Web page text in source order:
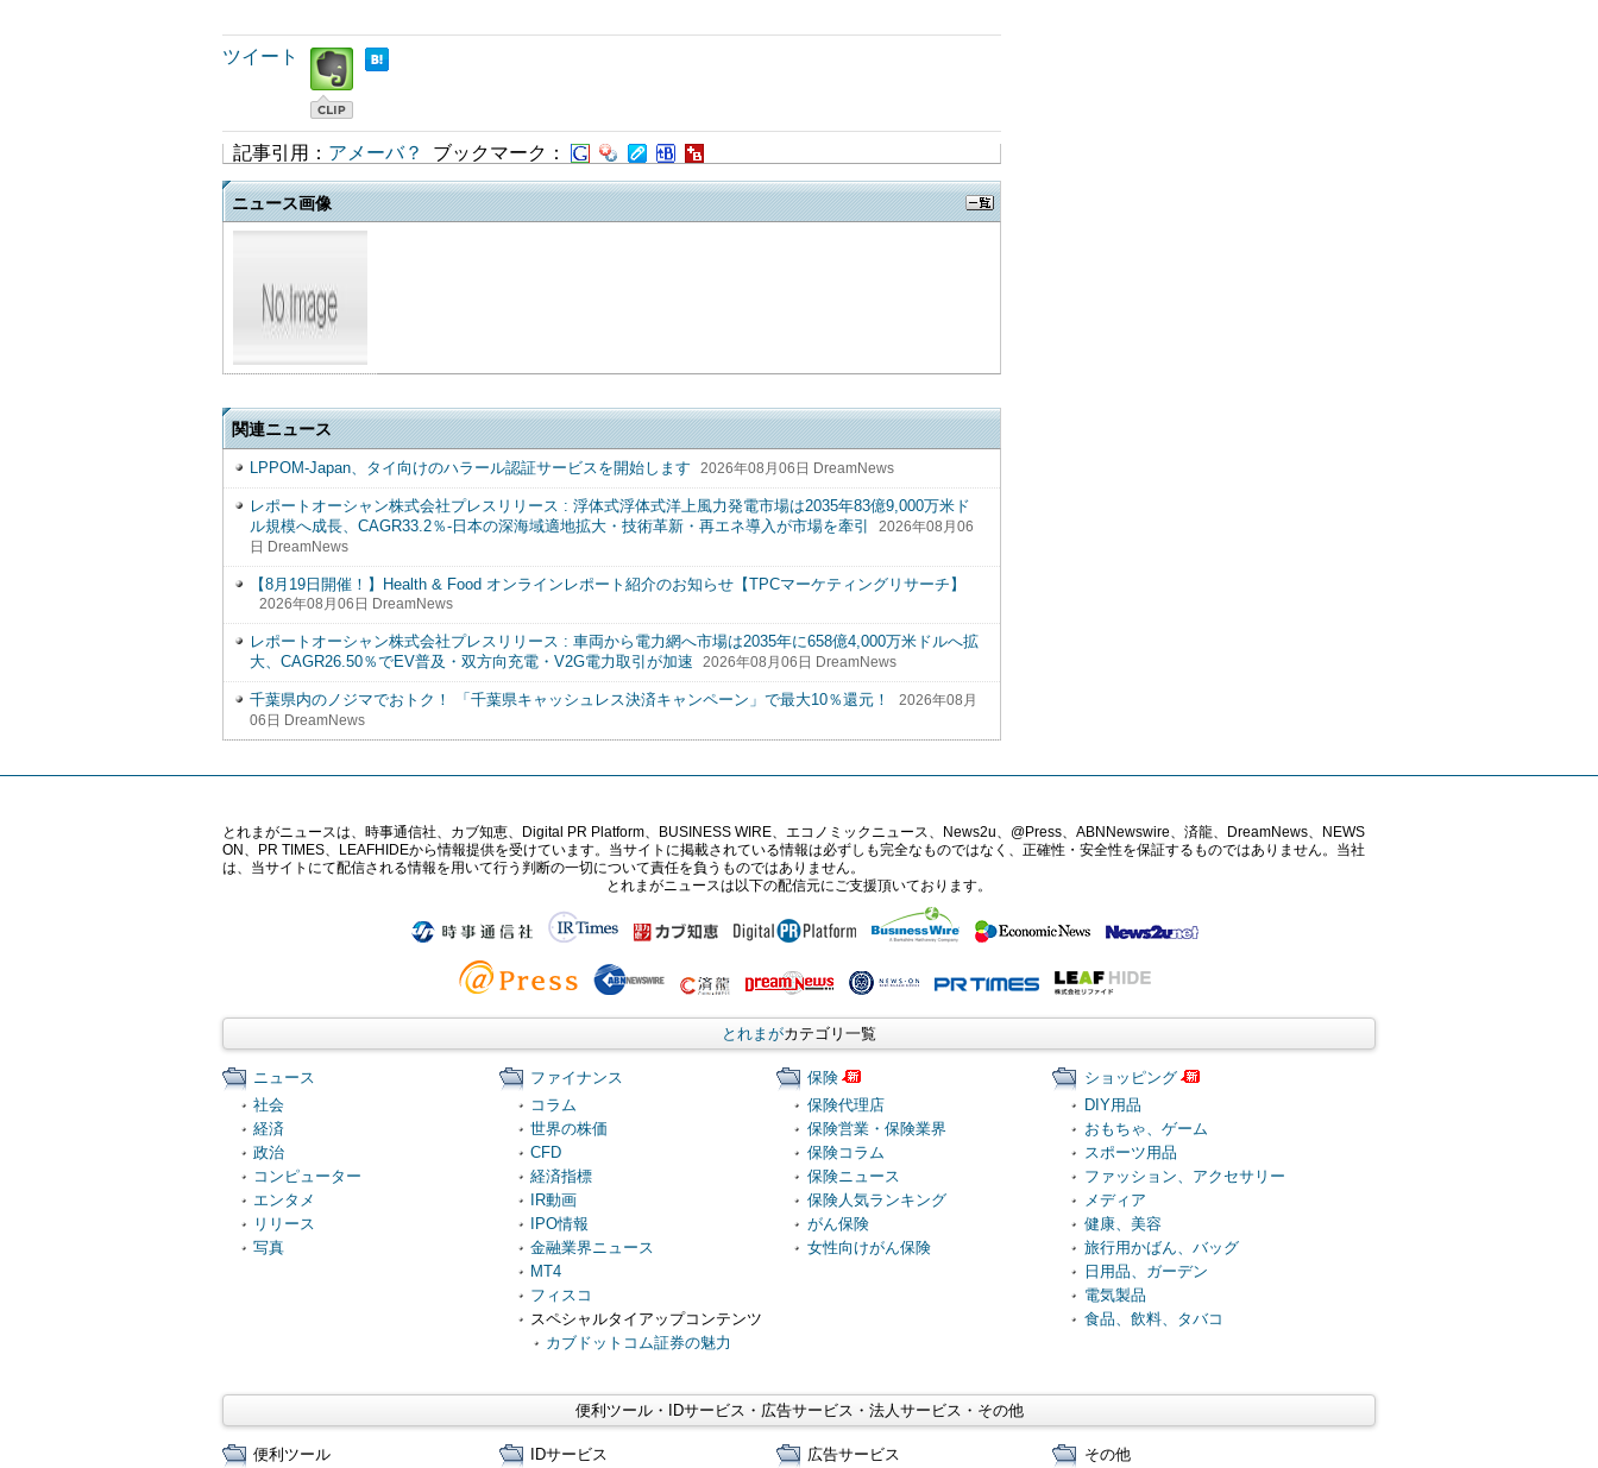
ツイート
記事引用： アメーバ？ ブックマーク：
ニュース画像
関連ニュース
LPPOM-Japan、タイ向けのハラール認証サービスを開始します 2026年08月06日 DreamNews
レポートオーシャン株式会社プレスリリース : 浮体式浮体式洋上風力発電市場は2035年83億9,000万米ド
ル規模へ成長、CAGR33.2％-日本の深海域適地拡大・技術革新・再エネ導入が市場を牽引
2026年08月06
日 DreamNews
【8月19日開催！】Health & Food オンラインレポート紹介のお知らせ【TPCマーケティングリサーチ】
2026年08月06日 DreamNews
レポートオーシャン株式会社プレスリリース : 車両から電力網へ市場は2035年に658億4,000万米ドルへ拡
大、CAGR26.50％でEV普及・双方向充電・V2G電力取引が加速
2026年08月06日 DreamNews
千葉県内のノジマでおトク！ 「千葉県キャッシュレス決済キャンペーン」で最大10％還元！
2026年08月
06日 DreamNews
とれまがニュースは、時事通信社、カブ知恵、Digital PR Platform、BUSINESS WIRE、エコノミックニュース、News2u、@Press、ABNNewswire、済龍、DreamNews、NEWS
ON、PR TIMES、LEAFHIDEから情報提供を受けています。当サイトに掲載されている情報は必ずしも完全なものではなく、正確性・安全性を保証するものではありません。当社
は、当サイトにて配信される情報を用いて行う判断の一切について責任を負うものではありません。
とれまがニュースは以下の配信元にご支援頂いております。
とれまがカテゴリ一覧
ニュース
社会
経済
政治
コンピューター
エンタメ
リリース
写真
ファイナンス
コラム
世界の株価
CFD
経済指標
IR動画
IPO情報
金融業界ニュース
MT4
フィスコ
スペシャルタイアップコンテンツ
カブドットコム証券の魅力
保険
保険代理店
保険営業・保険業界
保険コラム
保険ニュース
保険人気ランキング
がん保険
女性向けがん保険
ショッピング
DIY用品
おもちゃ、ゲーム
スポーツ用品
ファッション、アクセサリー
メディア
健康、美容
旅行用かばん、バッグ
日用品、ガーデン
電気製品
食品、飲料、タバコ
便利ツール・IDサービス・広告サービス・法人サービス・その他
便利ツール IDサービス 広告サービス その他